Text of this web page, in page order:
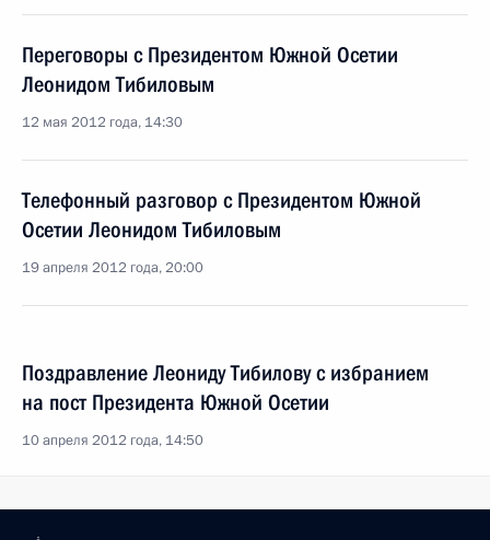
Переговоры с Президентом Южной Осетии
Леонидом Тибиловым
12 мая 2012 года, 14:30
Телефонный разговор с Президентом Южной
Осетии Леонидом Тибиловым
19 апреля 2012 года, 20:00
Поздравление Леониду Тибилову с избранием
на пост Президента Южной Осетии
10 апреля 2012 года, 14:50